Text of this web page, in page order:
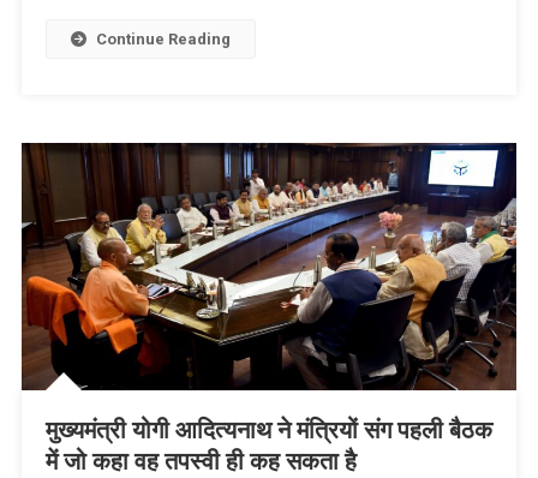
Continue Reading
मुख्यमंत्री योगी आदित्यनाथ ने मंत्रियों संग पहली बैठक
में जो कहा वह तपस्वी ही कह सकता है